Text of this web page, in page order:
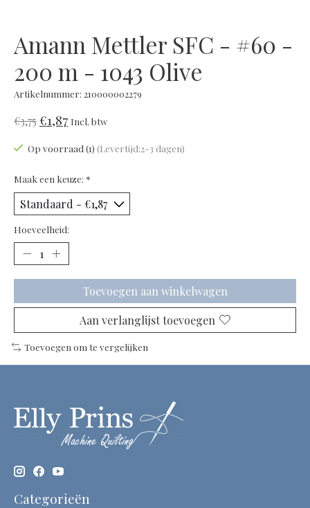
Amann Mettler SFC - #60 -
200 m - 1043 Olive
Artikelnummer: 210000002279
€3,75€1,87 Incl. btw
Op voorraad (1) (Levertijd:2-3 dagen)
Maak een keuze: *
Hoeveelheid:
Toevoegen aan winkelwagen
Aan verlanglijst toevoegen
Toevoegen om te vergelijken
Categorieën